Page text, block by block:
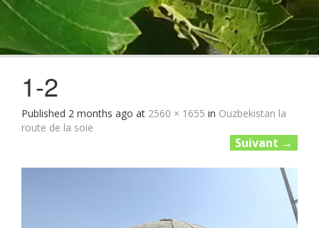
Skip
to
1-2
Published 2 months ago at 2560 × 1655 in Ouzbekistan la
route de la soie
Suivant →